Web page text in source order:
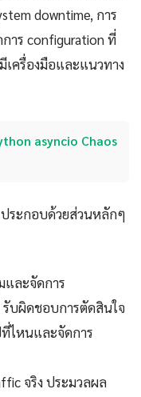
downtime, การ
าร configuration ที่
เครื่องมือและแนวทาง
asyncio Chaos
ประกอบด้วยส่วนหลักๆ
ละจัดการ
บผิดชอบการตัดสินใจ
ไหนและจัดการ
จริง ประมวลผล